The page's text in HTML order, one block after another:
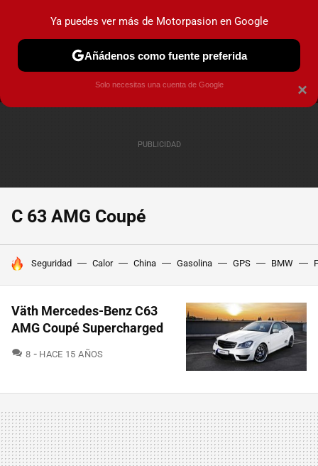
MENÚ NUEVO
COCHES ELÉCTRICOS OBSERVATORIO
C 63 AMG Coupé
HOY SE HABLA DE
Seguridad Calor China Gasolina GPS BMW
Väth Mercedes-Benz C63
AMG Coupé Supercharged
8 COMENTARIOS
HACE 15 AÑOS
×
Ya puedes ver más de Motorpasion en Google
Añádenos como fuente preferida
Solo necesitas una cuenta de Google